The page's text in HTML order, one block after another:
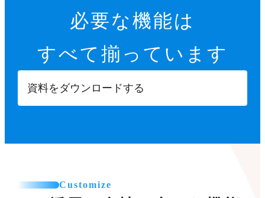
必要な機能は
すべて揃っています
資料をダウンロードする
Customize